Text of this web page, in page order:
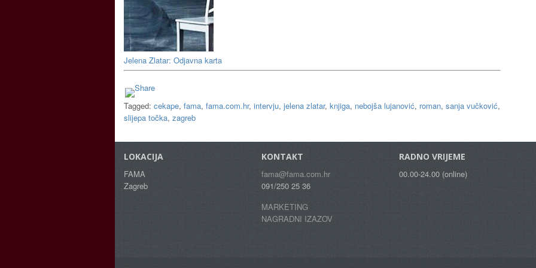
Jelena Zlatar: Odjavna karta
Tagged: cekape, fama, fama.com.hr, intervju, jelena zlatar, knjiga, nebojša lujanović, roman, sanja vučković,
slijepa točka, zagreb
LOKACIJA
FAMA
Zagreb
KONTAKT
fama@fama.com.hr
091/250 25 36
MARKETING
NAGRADNI IZAZOV
RADNO VRIJEME
00.00-24.00 (online)